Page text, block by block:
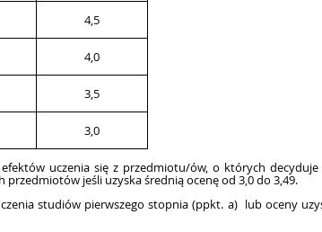
4,5
4,0
3,5
3,0
uczenia się z przedmiotu/ów, o których
jeśli uzyska średnią ocenę od 3,0 do 3,49.
studiów pierwszego stopnia (ppkt. a) lub oceny